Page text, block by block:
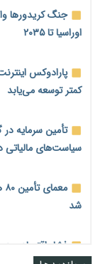
اوراسیا تا ۲۰۳۵
پارادوکس
کمتر توسعه می‌یابد
تأمین سرمایه
سیاست‌های مالیاتی
شد